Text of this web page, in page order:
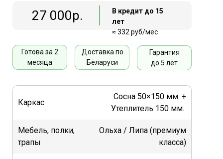
27 000р.
В кредит до 15
лет
≈ 332 руб/мес
Готова за 2
месяца
Доставка по
Беларуси
Гарантия
до 5 лет
Каркас
Сосна 50×150 мм. +
Утеплитель 150 мм.
Мебель, полки,
трапы
Ольха / Липа (премиум
класса)